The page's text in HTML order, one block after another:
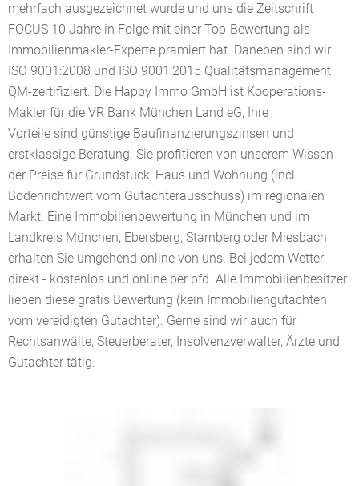
mehrfach ausgezeichnet wurde und uns die Zeitschrift
FOCUS 10 Jahre in Folge mit einer Top-Bewertung als
Immobilienmakler-Experte prämiert hat. Daneben sind wir
ISO 9001:2008 und ISO 9001:2015 Qualitätsmanagement
QM-zertifiziert. Die Happy Immo GmbH ist Kooperations-
Makler für die VR Bank München Land eG, Ihre
Vorteile sind günstige Baufinanzierungszinsen und
erstklassige Beratung. Sie profitieren von unserem Wissen
der Preise für Grundstück, Haus und Wohnung (incl.
Bodenrichtwert vom Gutachterausschuss) im regionalen
Markt. Eine Immobilienbewertung in München und im
Landkreis München, Ebersberg, Starnberg oder Miesbach
erhalten Sie umgehend online von uns. Bei jedem Wetter
direkt - kostenlos und online per pfd. Alle Immobilienbesitzer
lieben diese gratis Bewertung (kein Immobiliengutachten
vom vereidigten Gutachter). Gerne sind wir auch für
Rechtsanwälte, Steuerberater, Insolvenzverwalter, Ärzte und
Gutachter tätig.